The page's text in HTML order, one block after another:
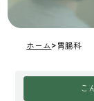
ホーム> 胃腸科
こ